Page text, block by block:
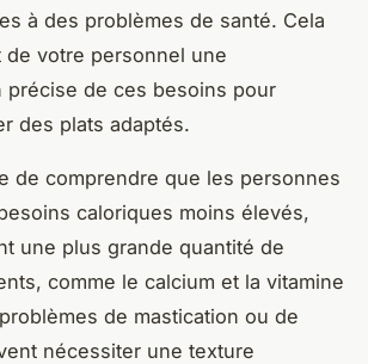
à des problèmes de santé. Cela
de votre personnel une
précise de ces besoins pour
des plats adaptés.
de comprendre que les personnes
caloriques moins élevés,
une plus grande quantité de
comme le calcium et la vitamine
de mastication ou de
nécessiter une texture